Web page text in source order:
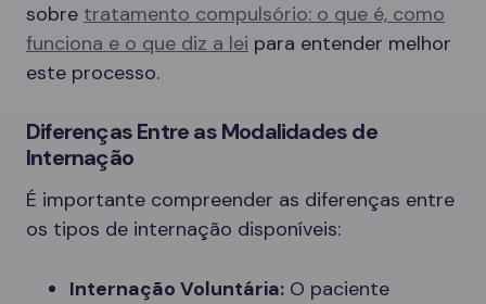
sobre tratamento compulsório: o que é, como
funciona e o que diz a lei para entender melhor
este processo.
Diferenças Entre as Modalidades de
Internação
É importante compreender as diferenças entre
os tipos de internação disponíveis:
Internação Voluntária: O paciente